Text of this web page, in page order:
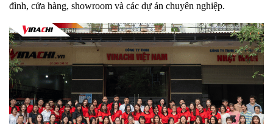
đình, cửa hàng, showroom và các dự án chuyên nghiệp.